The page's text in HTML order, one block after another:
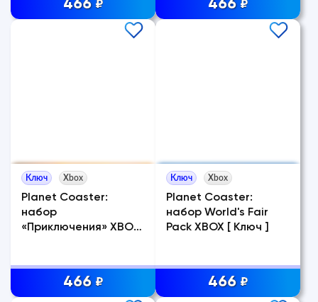
466 ₽ 466 ₽
Ключ Xbox
Planet Coaster:
набор
«Приключения» XBOX
466 ₽
Ключ Xbox
Planet Coaster:
набор World's Fair
Pack XBOX [ Ключ ]
466 ₽